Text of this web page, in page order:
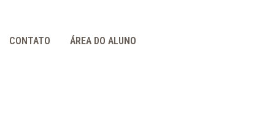
CONTATO ÁREA DO ALUNO